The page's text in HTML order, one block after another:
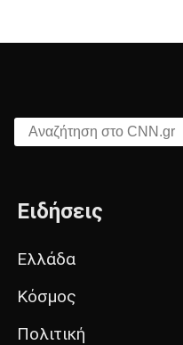
Αναζήτηση στο CNN.gr
Ειδήσεις
Ελλάδα
Κόσμος
Πολιτική